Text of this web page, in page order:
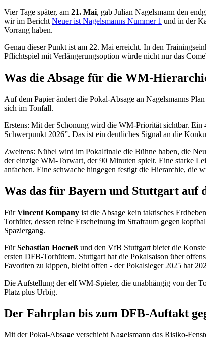
Vier Tage später, am 21. Mai, gab Julian Nagelsmann den
wir im Bericht Neuer ist Nagelsmanns Nummer 1 und in der
Vorrang haben.
Genau dieser Punkt ist am 22. Mai erreicht. In den
Pflichtspiel mit Verlängerungsoption würde nicht nur das
Was die Absage für die WM-
Auf dem Papier ändert die Pokal-Absage an Nagelsmanns
sich im Tonfall.
Erstens: Mit der Schonung wird die WM-Priorität sichtbar.
Schwerpunkt 2026”. Das ist ein deutliches Signal an die
Zweitens: Nübel wird im Pokalfinale die Bühne haben, die
der einzige WM-Torwart, der 90 Minuten spielt. Eine starke
anfachen. Eine schwache hingegen festigt die Hierarchie, die
Was das für Bayern und Stuttgart auf
FürVincent Kompany ist die Absage kein taktisches
Torhüter, dessen reine Erscheinung im Strafraum gegen
Spaziergang.
FürSebastian Hoeneß und den VfB Stuttgart bietet die
ersten DFB-Torhütern. Stuttgart hat die Pokalsaison über
Favoriten zu kippen, bleibt offen - der Pokalsieger 2025 hat
Die Aufstellung der elf WM-Spieler, die unabhängig von der
Platz plus Urbig.
Der Fahrplan bis zum DFB-Auftakt
Mit der Pokal-Absage verschiebt Nagelsmann das Risiko-